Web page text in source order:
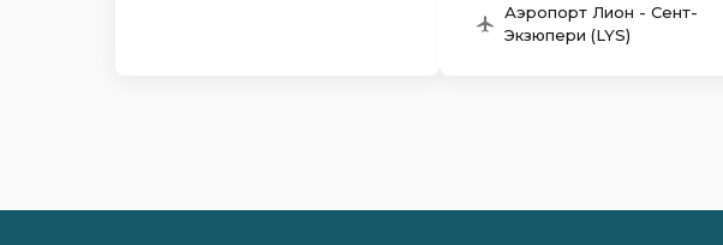
Аэропорт Лион - Сент-
Экзюпери (LYS)